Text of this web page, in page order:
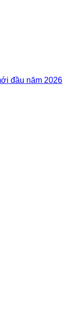
đầu năm 2026